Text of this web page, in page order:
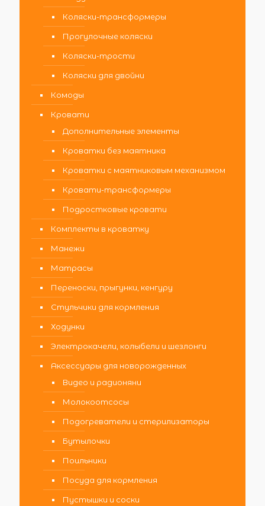
Коляски-трансформеры
Прогулочные коляски
Коляски-трости
Коляски для двойни
Комоды
Кровати
Дополнительные элементы
Кроватки без маятника
Кроватки с маятниковым механизмом
Кровати-трансформеры
Подростковые кровати
Комплекты в кроватку
Манежи
Матрасы
Переноски, прыгунки, кенгуру
Стульчики для кормления
Ходунки
Электрокачели, колыбели и шезлонги
Аксессуары для новорожденных
Видео и радионяни
Молокоотсосы
Подогреватели и стерилизаторы
Бутылочки
Поильники
Посуда для кормления
Пустышки и соски